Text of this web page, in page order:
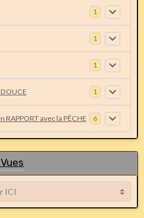
1
1
1
DOUCE 1
RAPPORT avec la PÊCHE 6